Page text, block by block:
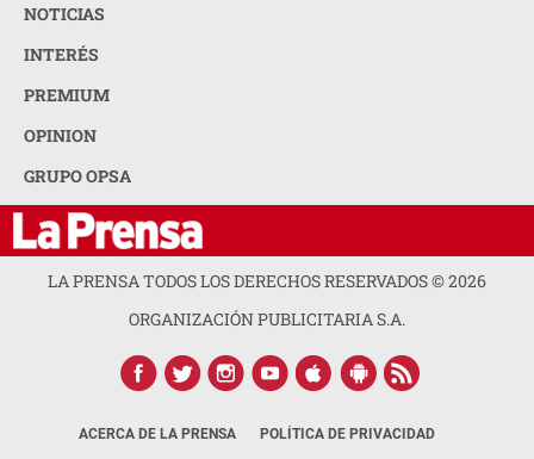
NOTICIAS
INTERÉS
PREMIUM
OPINION
GRUPO OPSA
LA PRENSA TODOS LOS DERECHOS RESERVADOS ©2026
ORGANIZACIÓN PUBLICITARIA S.A.
ACERCA DE LA PRENSA POLÍTICA DE PRIVACIDAD